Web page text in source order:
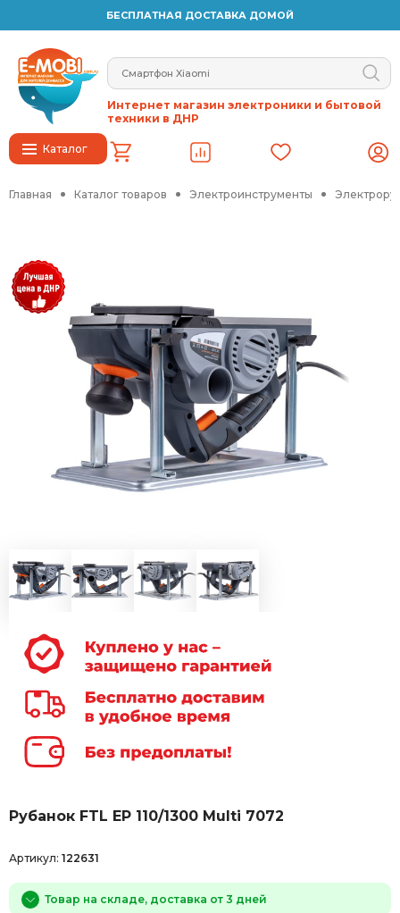
БЕСПЛАТНАЯ ДОСТАВКА ДОМОЙ
Каталог
Интернет магазин электроники и бытовой
техники в ДНР
Главная Каталог товаров Электроинструменты
Рубанок FTL EP 110/1300 Multi 7072
Артикул: 122631
Товар на складе, доставка от 3 дней